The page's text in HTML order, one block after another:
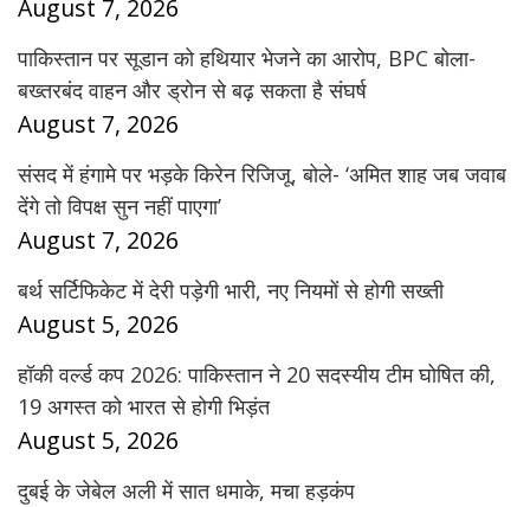
August 7, 2026
पाकिस्तान पर सूडान को हथियार भेजने का आरोप, BPC बोला-
बख्तरबंद वाहन और ड्रोन से बढ़ सकता है संघर्ष
August 7, 2026
संसद में हंगामे पर भड़के किरेन रिजिजू, बोले- ‘अमित शाह जब जवाब
देंगे तो विपक्ष सुन नहीं पाएगा’
August 7, 2026
बर्थ सर्टिफिकेट में देरी पड़ेगी भारी, नए नियमों से होगी सख्ती
August 5, 2026
हॉकी वर्ल्ड कप 2026: पाकिस्तान ने 20 सदस्यीय टीम घोषित की,
19 अगस्त को भारत से होगी भिड़ंत
August 5, 2026
दुबई के जेबेल अली में सात धमाके, मचा हड़कंप